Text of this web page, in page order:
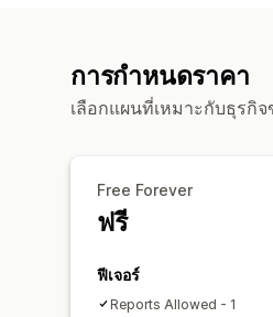
การกำหนดราคา
เลือกแผนที่เหมาะกับธุรกิ
Free Forever
ฟรี
ฟีเจอร์
Reports Allowed - 1